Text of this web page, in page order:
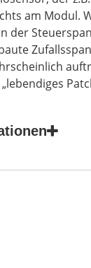
am Modul.
der